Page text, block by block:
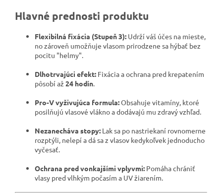
Hlavné prednosti produktu
Flexibilná fixácia (Stupeň 3): Udrží váš účes na mieste,
no zároveň umožňuje vlasom prirodzene sa hýbať bez
pocitu "helmy".
Dlhotrvajúci efekt: Fixácia a ochrana pred krepatením
pôsobí až 24 hodín.
Pro-V vyživujúca formula:Obsahuje vitamíny, ktoré
posilňujú vlasové vlákno a dodávajú mu zdravý vzhľad.
Nezanecháva stopy: Lak sa po nastriekaní rovnomerne
rozptýli, nelepí a dá sa z vlasov kedykoľvek jednoducho
vyčesať.
Ochrana pred vonkajšími vplyvmi: Pomáha chrániť
vlasy pred vlhkým počasím a UV žiarením.